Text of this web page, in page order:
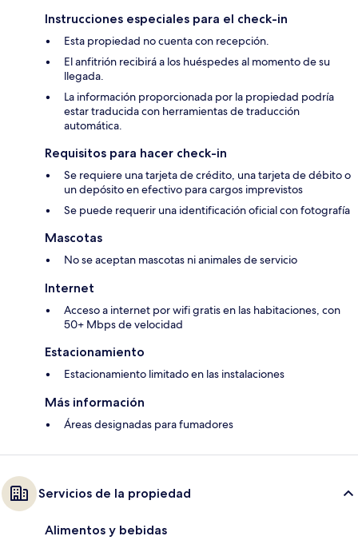
Instrucciones especiales para el check-in
Esta propiedad no cuenta con recepción.
El anfitrión recibirá a los huéspedes al momento de su
llegada.
La información proporcionada por la propiedad podría
estar traducida con herramientas de traducción
automática.
Requisitos para hacer check-in
Se requiere una tarjeta de crédito, una tarjeta de débito o
un depósito en efectivo para cargos imprevistos
Se puede requerir una identificación oficial con fotografía
Mascotas
No se aceptan mascotas ni animales de servicio
Internet
Acceso a internet por wifi gratis en las habitaciones, con
50+ Mbps de velocidad
Estacionamiento
Estacionamiento limitado en las instalaciones
Más información
Áreas designadas para fumadores
Servicios de la propiedad
Alimentos y bebidas